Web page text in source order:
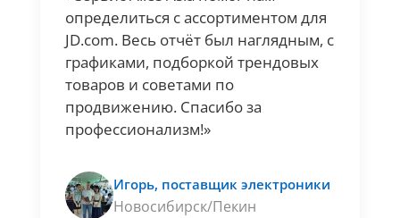
определиться с ассортиментом для
JD.com. Весь отчёт был наглядным, с
графиками, подборкой трендовых
товаров и советами по
продвижению. Спасибо за
профессионализм!»
Игорь, поставщик электроники
Новосибирск/Пекин